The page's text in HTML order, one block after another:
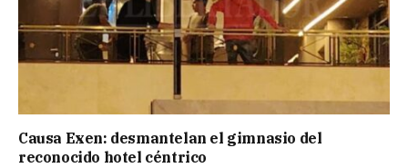
Causa Exen: desmantelan el gimnasio del
reconocido hotel céntrico